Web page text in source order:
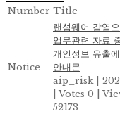
Number Title
Notice
랜섬웨어 감염
업무관련 자료
개인정보 유출
안내문
aip_risk
Votes 0
52173